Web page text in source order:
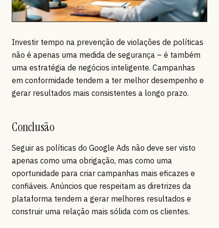
Investir tempo na prevenção de violações de políticas
não é apenas uma medida de segurança – é também
uma estratégia de negócios inteligente. Campanhas
em conformidade tendem a ter melhor desempenho e
gerar resultados mais consistentes a longo prazo.
Conclusão
Seguir as políticas do Google Ads não deve ser visto
apenas como uma obrigação, mas como uma
oportunidade para criar campanhas mais eficazes e
confiáveis. Anúncios que respeitam as diretrizes da
plataforma tendem a gerar melhores resultados e
construir uma relação mais sólida com os clientes.